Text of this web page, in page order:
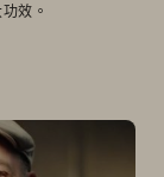
效。